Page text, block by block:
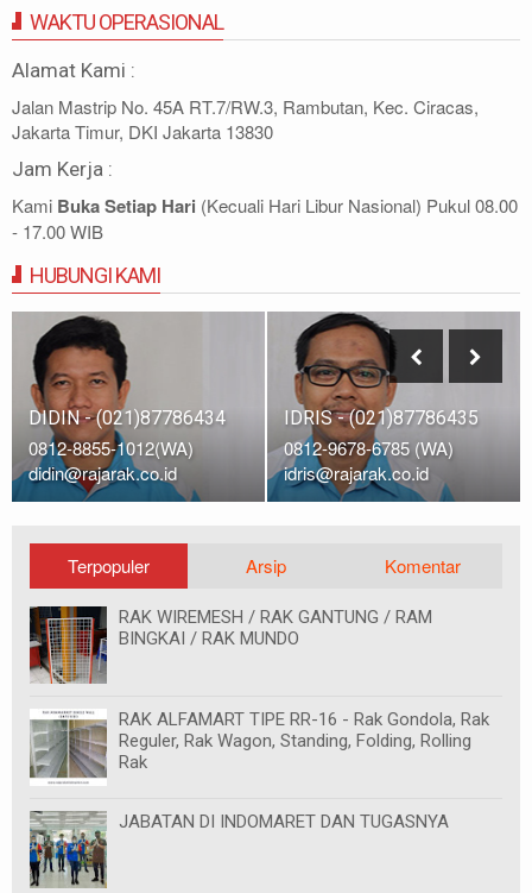
WAKTU OPERASIONAL
Alamat Kami :
Jalan Mastrip No. 45A RT.7/RW.3, Rambutan, Kec. Ciracas,
Jakarta Timur, DKI Jakarta 13830
Jam Kerja :
Kami Buka Setiap Hari (Kecuali Hari Libur Nasional) Pukul 08.00
- 17.00 WIB
HUBUNGI KAMI
DIDIN - (021)87786434
0812-8855-1012(WA)
didin@rajarak.co.id
IDRIS - (021)87786435
0812-9678-6785 (WA)
idris@rajarak.co.id
Terpopuler Arsip Komentar
RAK WIREMESH / RAK GANTUNG / RAM
BINGKAI / RAK MUNDO
RAK ALFAMART TIPE RR-16 - Rak Gondola, Rak
Reguler, Rak Wagon, Standing, Folding, Rolling
Rak
JABATAN DI INDOMARET DAN TUGASNYA